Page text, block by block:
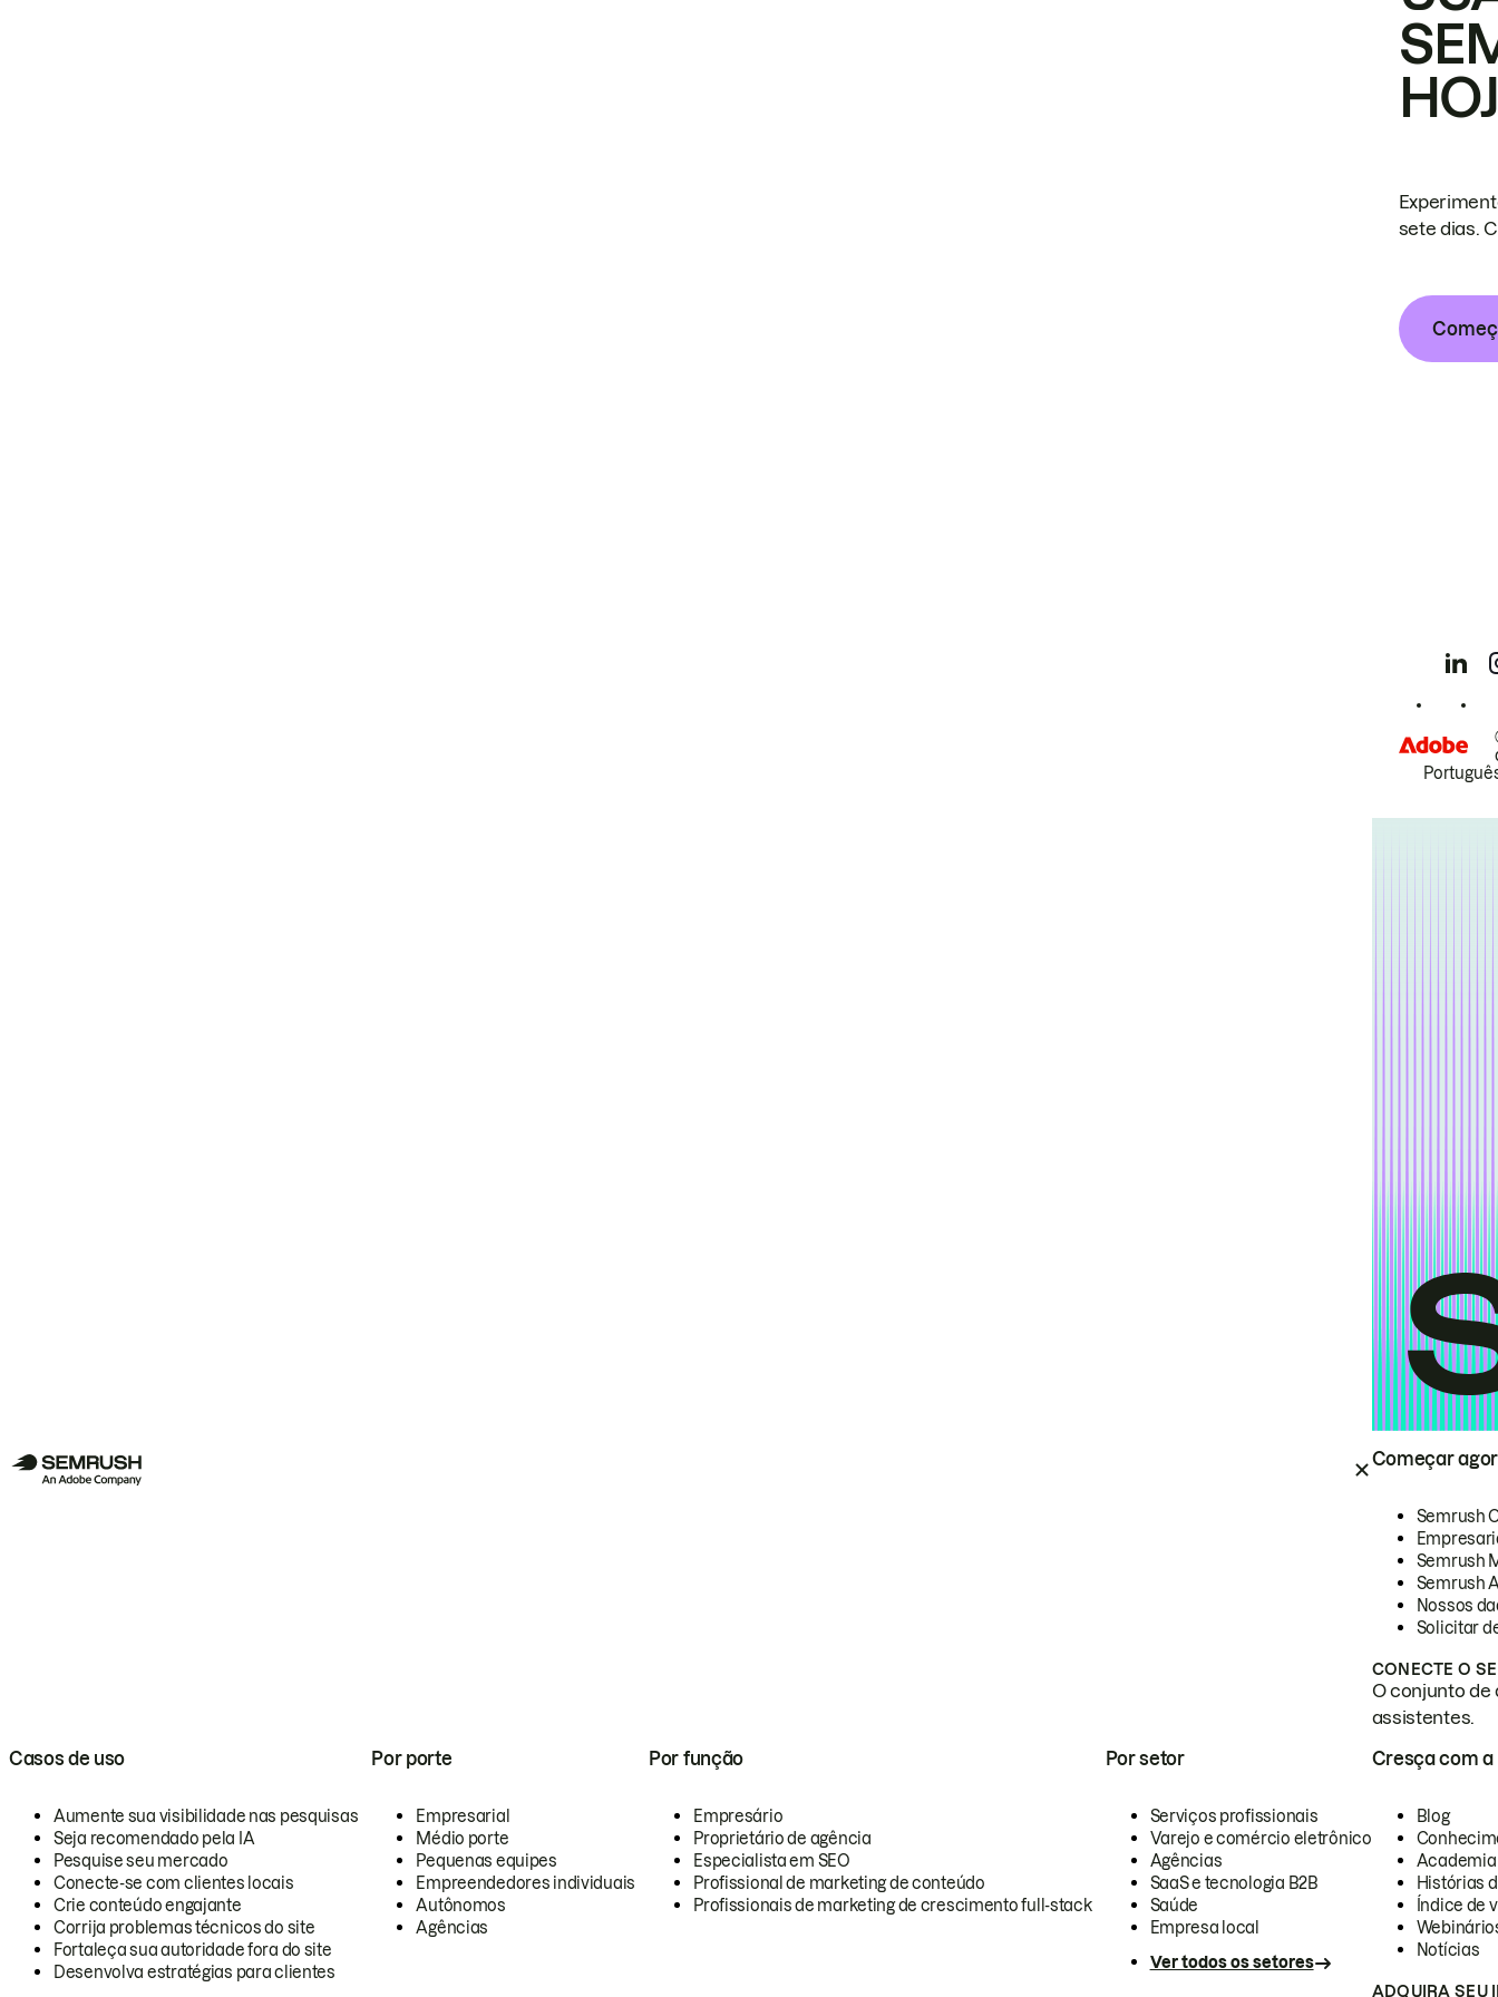
Começar
Semrush
Semrush
Semrush
Nossos
Solicitar
CONECTE O
O conjunto de
assistentes.
Casos de uso
Aumente sua visibilidade nas pesquisas
Seja recomendado pela IA
Pesquise seu mercado
Conecte-se com clientes locais
Crie conteúdo engajante
Corrija problemas técnicos do site
Fortaleça sua autoridade fora do site
Desenvolva estratégias para clientes
Por porte
Empresarial
Médio porte
Pequenas equipes
Empreendedores individuais
Autônomos
Agências
Por função
Empresário
Proprietário de agência
Especialista em SEO
Profissional de marketing de conteúdo
Profissionais de marketing de crescimento full-stack
Por setor
Serviços profissionais
Varejo e comércio eletrônico
Agências
SaaS e tecnologia B2B
Saúde
Empresa local
Ver todos os setores
Cresça com a
Blog
Academia
Histórias
Índice de
Notícias
ADQUIRA SEU
sete dias.